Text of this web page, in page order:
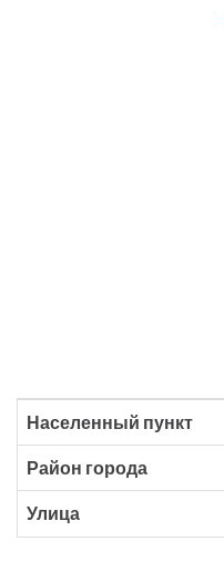
Населенный пункт
Район города
Улица